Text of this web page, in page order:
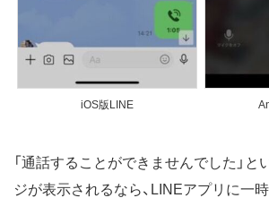
iOS版LINE
「通話することができませんでした」と
ジが表示されるなら、LINEアプリに一